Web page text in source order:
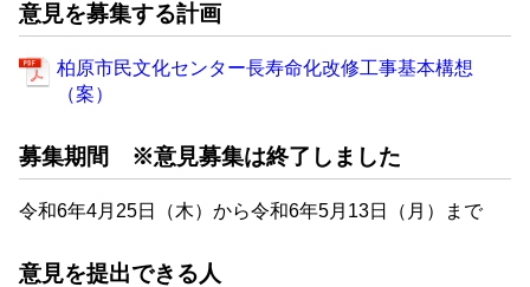
意見を募集する計画
柏原市民文化センター長寿命化改修工事基本構想
（案）
募集期間 ※意見募集は終了しました
令和6年4月25日（木）から令和6年5月13日（月）まで
意見を提出できる人